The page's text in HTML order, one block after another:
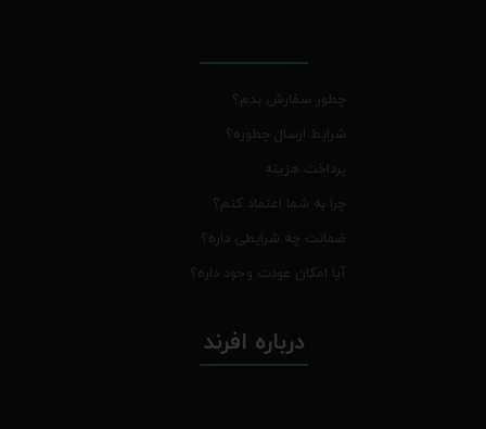
چطور سفارش بدم؟
شرایط ارسال چطوره؟
پرداخت هزینه
چرا به شما اعتماد کنم؟
ضمانت چه شرایطی داره؟
آیا امکان عودت وجود داره؟
درباره افرند